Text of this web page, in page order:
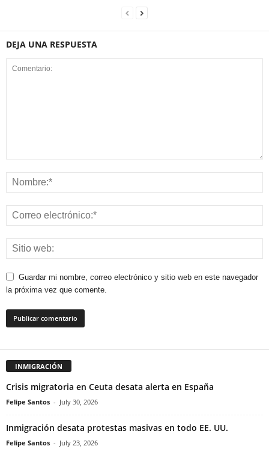
DEJA UNA RESPUESTA
Guardar mi nombre, correo electrónico y sitio web en este navegador
la próxima vez que comente.
INMIGRACIÓN
Crisis migratoria en Ceuta desata alerta en España
Felipe Santos - July 30, 2026
Inmigración desata protestas masivas en todo EE. UU.
Felipe Santos - July 23, 2026